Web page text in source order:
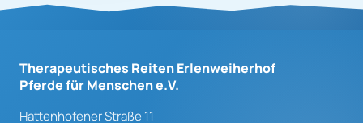
Therapeutisches Reiten Erlenweiherhof
Pferde für Menschen e.V.
Hattenhofener Straße 11